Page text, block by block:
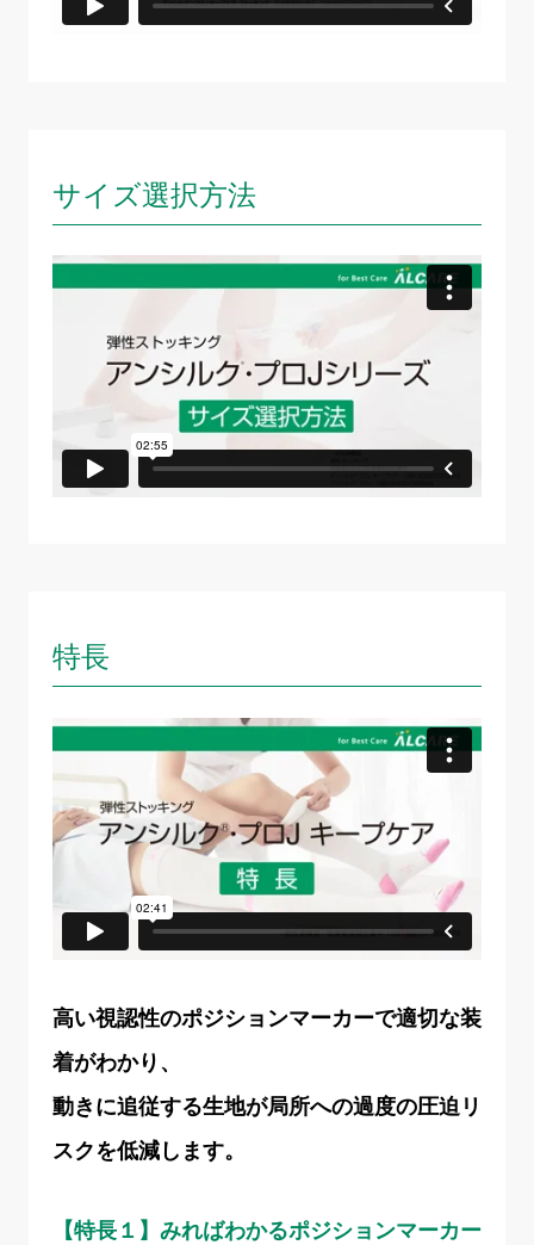
サイズ選択方法
特長
高い視認性のポジションマーカーで適切な装
着がわかり、
動きに追従する生地が局所への過度の圧迫リ
スクを低減します。
【特長１】みればわかるポジションマーカー